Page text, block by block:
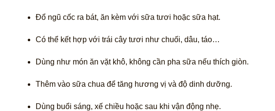
Đổ ngũ cốc ra bát, ăn kèm với sữa tươi hoặc sữa hạt.
Có thể kết hợp với trái cây tươi như chuối, dâu, táo…
Dùng như món ăn vặt khô, không cần pha sữa nếu thích giòn.
Thêm vào sữa chua để tăng hương vị và độ dinh dưỡng.
Dùng buổi sáng, xế chiều hoặc sau khi vận động nhẹ.